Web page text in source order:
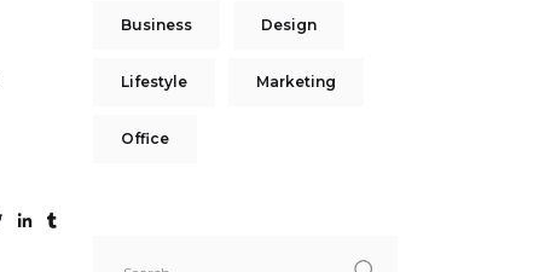
Business Design
Lifestyle Marketing
Office